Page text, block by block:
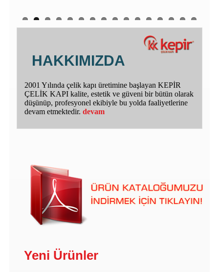
HAKKIMIZDA
2001 Yılında çelik kapı üretimine başlayan KEPİR
ÇELİK KAPI kalite, estetik ve güveni bir bütün olarak
düşünüp, profesyonel ekibiyle bu yolda faaliyetlerine
devam etmektedir.devam
Yeni Ürünler